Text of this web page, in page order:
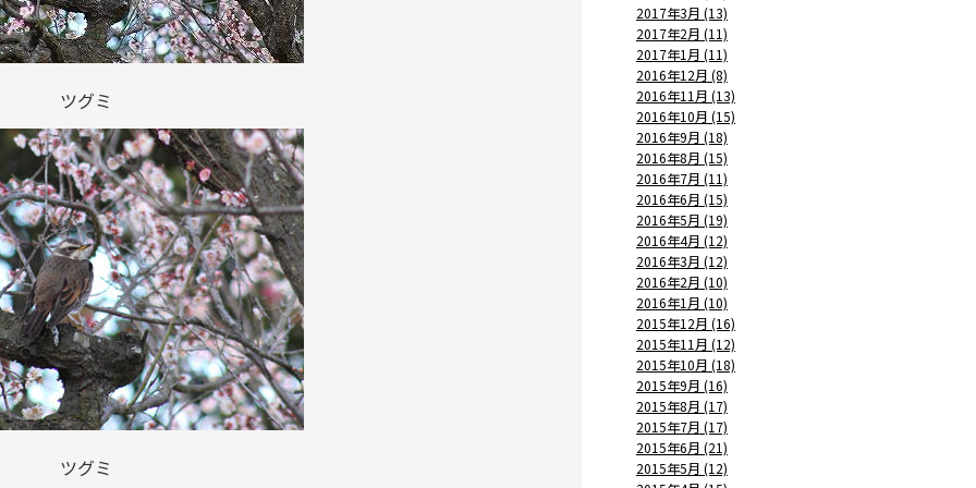
ツグミ
ツグミ
2017年3月 (13)
2017年2月 (11)
2017年1月 (11)
2016年12月 (8)
2016年11月 (13)
2016年10月 (15)
2016年9月 (18)
2016年8月 (15)
2016年7月 (11)
2016年6月 (15)
2016年5月 (19)
2016年4月 (12)
2016年3月 (12)
2016年2月 (10)
2016年1月 (10)
2015年12月 (16)
2015年11月 (12)
2015年10月 (18)
2015年9月 (16)
2015年8月 (17)
2015年7月 (17)
2015年6月 (21)
2015年5月 (12)